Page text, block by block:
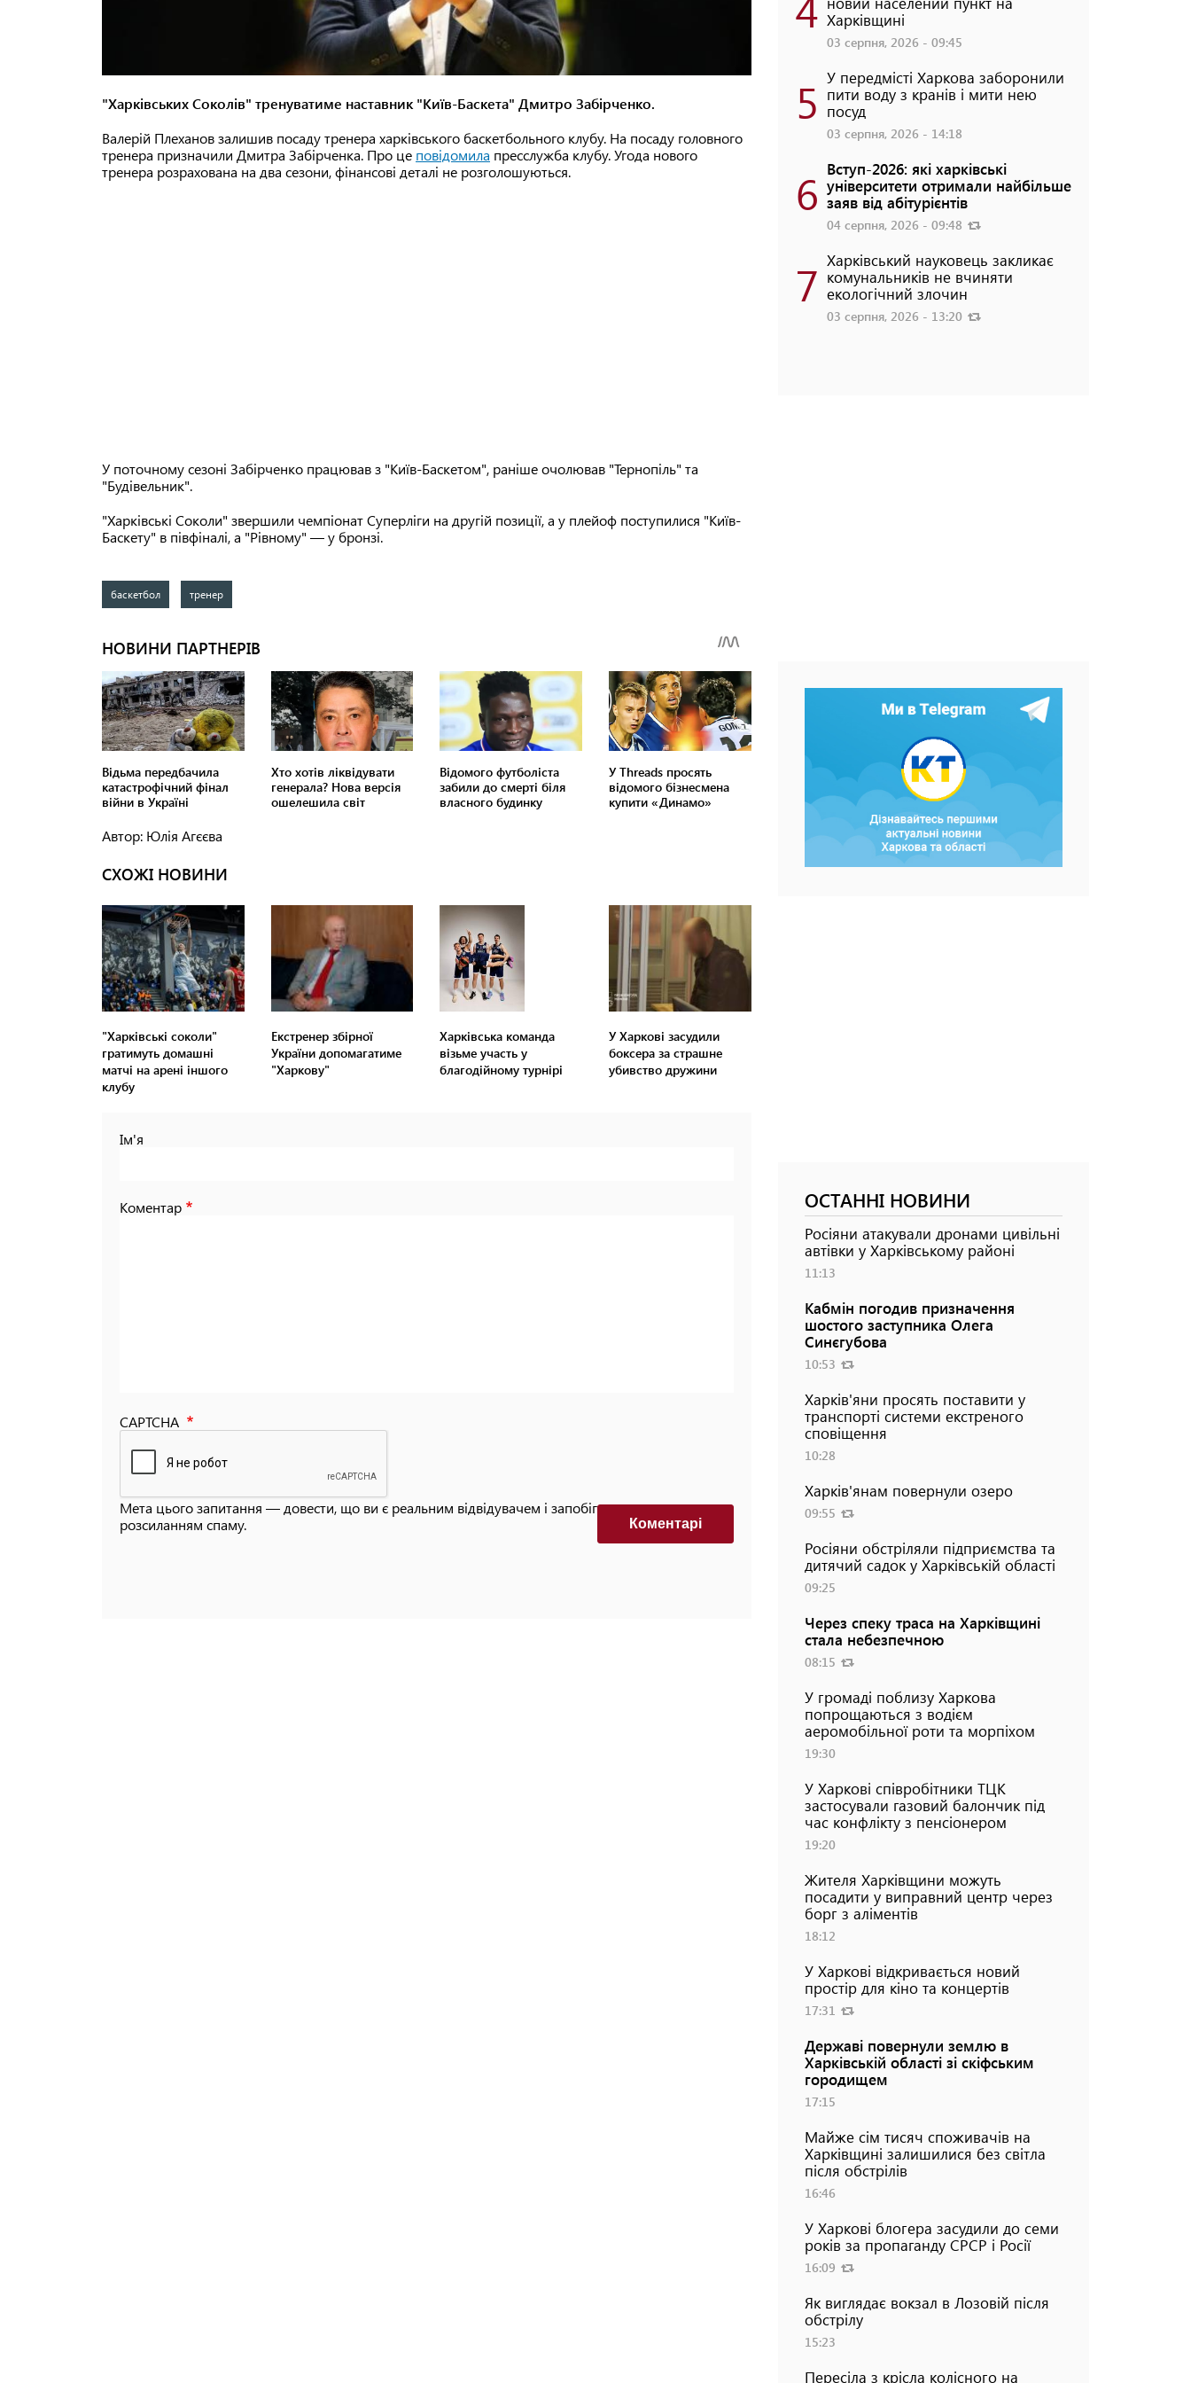
"Харківських Соколів" тренуватиме наставник "Київ-Баскета" Дмитро Забірченко.
Валерій Плеханов залишив посаду тренера харківського баскетбольного клубу. На посаду головного
тренера призначили Дмитра Забірченка. Про це повідомила пресслужба клубу. Угода нового
тренера розрахована на два сезони, фінансові деталі не розголошуються.
У поточному сезоні Забірченко працював з "Київ-Баскетом", раніше очолював "Тернопіль" та
"Будівельник".
"Харківські Соколи" звершили чемпіонат Суперліги на другій позиції, а у плейоф поступилися "Київ-
Баскету" в півфіналі, а "Рівному" — у бронзі.
баскетбол тренер
Автор: Юлія Агєєва
СХОЖІ НОВИНИ
"Харківські соколи"
гратимуть домашні
матчі на арені іншого
клубу
Екстренер збірної
України допомагатиме
"Харкову"
Харківська команда
візьме участь у
благодійному турнірі
У Харкові засудили
боксера за страшне
убивство дружини
Ім'я
Коментар
CAPTCHA
Мета цього запитання — довести, що ви є реальним відвідувачем і запобігти автоматизованим
розсиланням спаму.
Коментарi
Харківщині
03 серпня, 2026 - 09:45
5 У передмісті Харкова заборонили
пити воду з кранів і мити нею
посуд
03 серпня, 2026 - 14:18
6 Вступ-2026: які харківські
університети отримали найбільше
заяв від абітурієнтів
04 серпня, 2026 - 09:48
7 Харківський науковець закликає
комунальників не вчиняти
екологічний злочин
03 серпня, 2026 - 13:20
ОСТАННІ НОВИНИ
Росіяни атакували дронами цивільні
автівки у Харківському районі
11:13
Кабмін погодив призначення
шостого заступника Олега
Синєгубова
10:53
Харків'яни просять поставити у
транспорті системи екстреного
сповіщення
10:28
Харків'янам повернули озеро
09:55
Росіяни обстріляли підприємства та
дитячий садок у Харківській області
09:25
Через спеку траса на Харківщині
стала небезпечною
08:15
У громаді поблизу Харкова
попрощаються з водієм
аеромобільної роти та морпіхом
19:30
У Харкові співробітники ТЦК
застосували газовий балончик під
час конфлікту з пенсіонером
19:20
Жителя Харківщини можуть
посадити у виправний центр через
борг з аліментів
18:12
У Харкові відкривається новий
простір для кіно та концертів
17:31
Державі повернули землю в
Харківській області зі скіфським
городищем
17:15
Майже сім тисяч споживачів на
Харківщині залишилися без світла
після обстрілів
16:46
У Харкові блогера засудили до семи
років за пропаганду СРСР і Росії
16:09
Як виглядає вокзал в Лозовій після
обстрілу
15:23
Пересіла з крісла колісного на